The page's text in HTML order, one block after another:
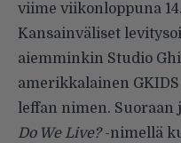
viime viikonloppuna
Kansainväliset
aiemminkin Studio
amerikkalainen
leffan nimen. Suoraan
Do We Live?-nimellä